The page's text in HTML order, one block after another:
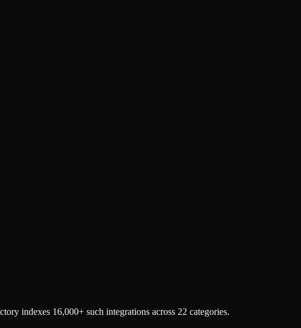
indexes 16,000+ such integrations across 22 categories.